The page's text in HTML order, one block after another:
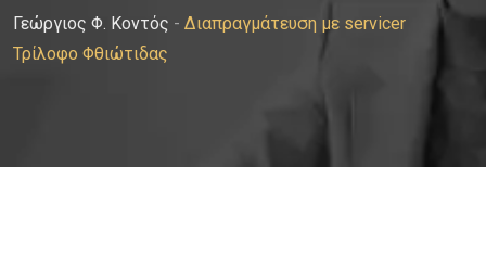
Γεώργιος Φ. Κοντός - Διαπραγμάτευση με servicer
Τρίλοφο Φθιώτιδας